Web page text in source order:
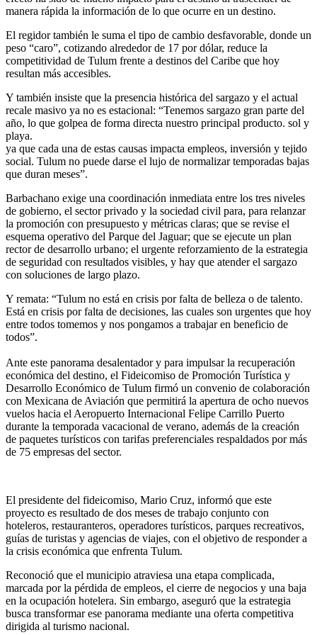
manera rápida la información de lo que ocurre en un destino.
El regidor también le suma el tipo de cambio desfavorable, donde un
peso “caro”, cotizando alrededor de 17 por dólar, reduce la
competitividad de Tulum frente a destinos del Caribe que hoy
resultan más accesibles.
Y también insiste que la presencia histórica del sargazo y el actual
recale masivo ya no es estacional: “Tenemos sargazo gran parte del
año, lo que golpea de forma directa nuestro principal producto. sol y
playa.
ya que cada una de estas causas impacta empleos, inversión y tejido
social. Tulum no puede darse el lujo de normalizar temporadas bajas
que duran meses”.
Barbachano exige una coordinación inmediata entre los tres niveles
de gobierno, el sector privado y la sociedad civil para, para relanzar
la promoción con presupuesto y métricas claras; que se revise el
esquema operativo del Parque del Jaguar; que se ejecute un plan
rector de desarrollo urbano; el urgente reforzamiento de la estrategia
de seguridad con resultados visibles, y hay que atender el sargazo
con soluciones de largo plazo.
Y remata: “Tulum no está en crisis por falta de belleza o de talento.
Está en crisis por falta de decisiones, las cuales son urgentes que hoy
entre todos tomemos y nos pongamos a trabajar en beneficio de
todos”.
Ante este panorama desalentador y para impulsar la recuperación
económica del destino, el Fideicomiso de Promoción Turística y
Desarrollo Económico de Tulum firmó un convenio de colaboración
con Mexicana de Aviación que permitirá la apertura de ocho nuevos
vuelos hacia el Aeropuerto Internacional Felipe Carrillo Puerto
durante la temporada vacacional de verano, además de la creación
de paquetes turísticos con tarifas preferenciales respaldados por más
de 75 empresas del sector.
El presidente del fideicomiso, Mario Cruz, informó que este
proyecto es resultado de dos meses de trabajo conjunto con
hoteleros, restauranteros, operadores turísticos, parques recreativos,
guías de turistas y agencias de viajes, con el objetivo de responder a
la crisis económica que enfrenta Tulum.
Reconoció que el municipio atraviesa una etapa complicada,
marcada por la pérdida de empleos, el cierre de negocios y una baja
en la ocupación hotelera. Sin embargo, aseguró que la estrategia
busca transformar ese panorama mediante una oferta competitiva
dirigida al turismo nacional.